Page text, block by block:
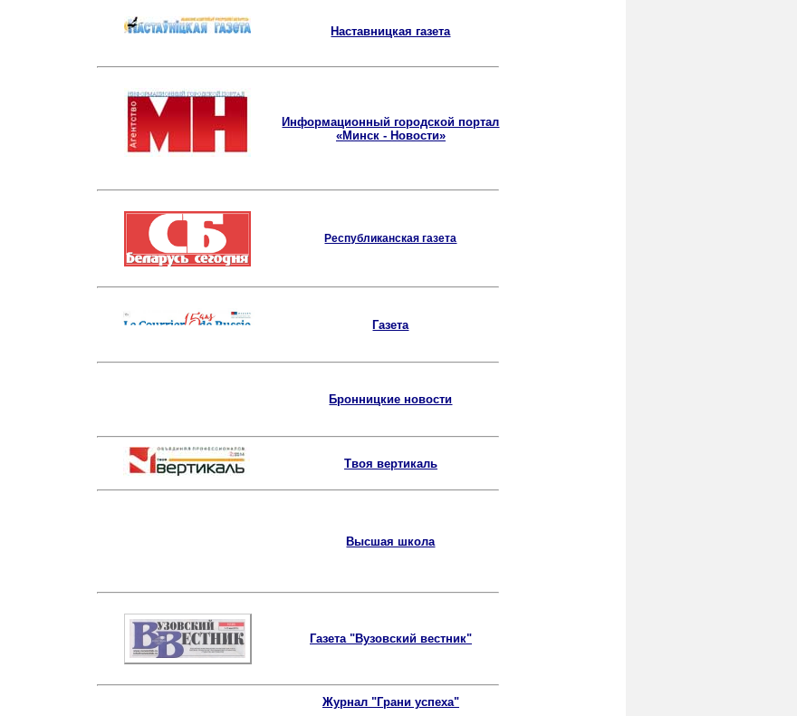
Наставницкая газета
Информационный городской портал
«Минск - Новости»
Республиканская газета
Газета
Бронницкие новости
Твоя вертикаль
Высшая школа
Газета "Вузовский вестник"
Журнал "Грани успеха"